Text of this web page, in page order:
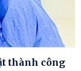
thành công